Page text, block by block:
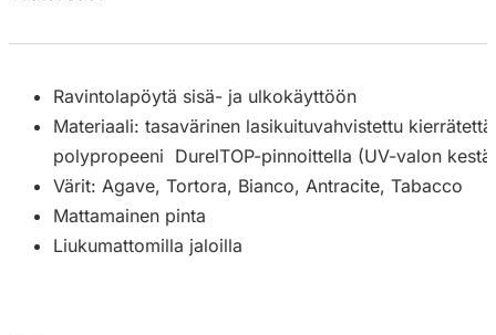
Ravintolapöytä sisä- ja ulkokäyttöön
Materiaali: tasavärinen lasikuituvahvistettu
polypropeeni DurelTOP-pinnoittella (UV-valon
Värit: Agave, Tortora, Bianco, Antracite, Tabacco
Mattamainen pinta
Liukumattomilla jaloilla